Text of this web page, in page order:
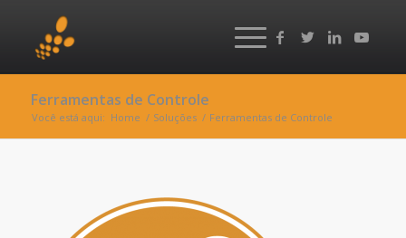
Ferramentas de Controle
Você está aqui: Home / Soluções / Ferramentas de Controle